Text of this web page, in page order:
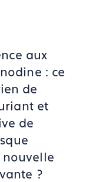
aux
: ce
de
et
de
nouvelle
?